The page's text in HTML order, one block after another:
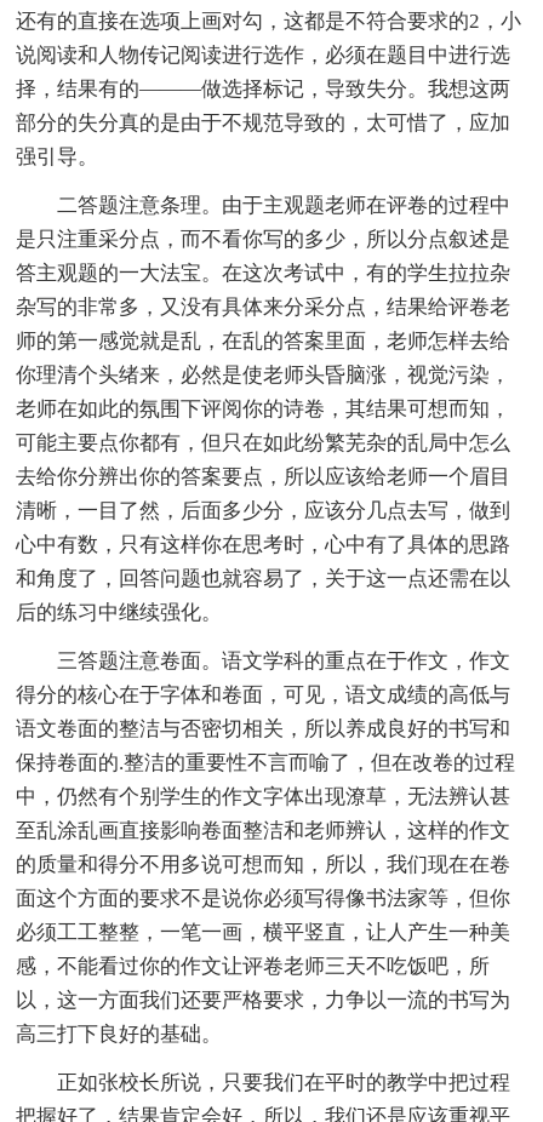
还有的直接在选项上画对勾，这都是不符合要求的2，小
说阅读和人物传记阅读进行选作，必须在题目中进行选
择，结果有的———做选择标记，导致失分。我想这两
部分的失分真的是由于不规范导致的，太可惜了，应加
强引导。
二答题注意条理。由于主观题老师在评卷的过程中
是只注重采分点，而不看你写的多少，所以分点叙述是
答主观题的一大法宝。在这次考试中，有的学生拉拉杂
杂写的非常多，又没有具体来分采分点，结果给评卷老
师的第一感觉就是乱，在乱的答案里面，老师怎样去给
你理清个头绪来，必然是使老师头昏脑涨，视觉污染，
老师在如此的氛围下评阅你的诗卷，其结果可想而知，
可能主要点你都有，但只在如此纷繁芜杂的乱局中怎么
去给你分辨出你的答案要点，所以应该给老师一个眉目
清晰，一目了然，后面多少分，应该分几点去写，做到
心中有数，只有这样你在思考时，心中有了具体的思路
和角度了，回答问题也就容易了，关于这一点还需在以
后的练习中继续强化。
三答题注意卷面。语文学科的重点在于作文，作文
得分的核心在于字体和卷面，可见，语文成绩的高低与
语文卷面的整洁与否密切相关，所以养成良好的书写和
保持卷面的.整洁的重要性不言而喻了，但在改卷的过程
中，仍然有个别学生的作文字体出现潦草，无法辨认甚
至乱涂乱画直接影响卷面整洁和老师辨认，这样的作文
的质量和得分不用多说可想而知，所以，我们现在在卷
面这个方面的要求不是说你必须写得像书法家等，但你
必须工工整整，一笔一画，横平竖直，让人产生一种美
感，不能看过你的作文让评卷老师三天不吃饭吧，所
以，这一方面我们还要严格要求，力争以一流的书写为
高三打下良好的基础。
正如张校长所说，只要我们在平时的教学中把过程
把握好了，结果肯定会好，所以，我们还是应该重视平